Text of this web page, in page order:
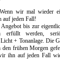
Wenn wir mal wieder
auf jeden Fall!
bis zur
erfüllt werden,
+ Tonanlage. Die
frühen Morgen
ihn auf jeden Fall